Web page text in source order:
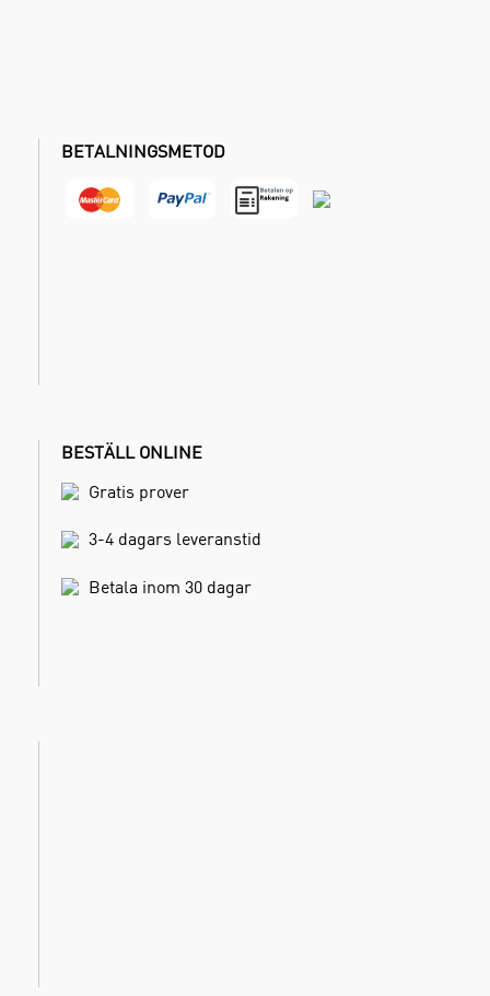
BETALNINGSMETOD
BESTÄLL ONLINE
Gratis prover
3-4 dagars leveranstid
Betala inom 30 dagar